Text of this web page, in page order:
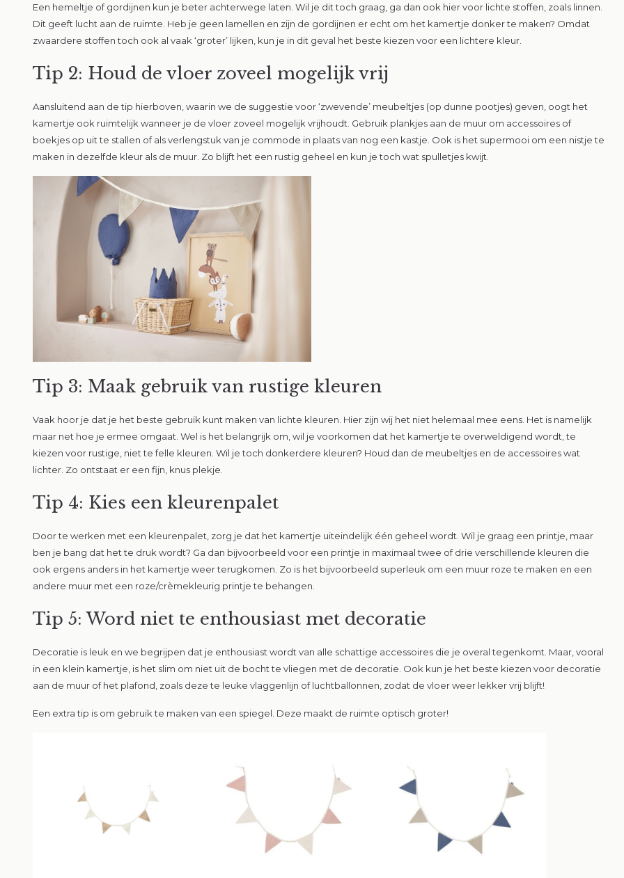
Een hemeltje of gordijnen kun je beter achterwege laten. Wil je dit toch graag, ga dan ook hier voor lichte stoffen, zoals linnen.
Dit geeft lucht aan de ruimte. Heb je geen lamellen en zijn de gordijnen er echt om het kamertje donker te maken? Omdat
zwaardere stoffen toch ook al vaak ‘groter’ lijken, kun je in dit geval het beste kiezen voor een lichtere kleur.
Tip 2: Houd de vloer zoveel mogelijk vrij
Aansluitend aan de tip hierboven, waarin we de suggestie voor ‘zwevende’ meubeltjes (op dunne pootjes) geven, oogt het
kamertje ook ruimtelijk wanneer je de vloer zoveel mogelijk vrijhoudt. Gebruik plankjes aan de muur om accessoires of
boekjes op uit te stallen of als verlengstuk van je commode in plaats van nog een kastje. Ook is het supermooi om een nistje te
maken in dezelfde kleur als de muur. Zo blijft het een rustig geheel en kun je toch wat spulletjes kwijt.
Tip 3: Maak gebruik van rustige kleuren
Vaak hoor je dat je het beste gebruik kunt maken van lichte kleuren. Hier zijn wij het niet helemaal mee eens. Het is namelijk
maar net hoe je ermee omgaat. Wel is het belangrijk om, wil je voorkomen dat het kamertje te overweldigend wordt, te
kiezen voor rustige, niet te felle kleuren. Wil je toch donkerdere kleuren? Houd dan de meubeltjes en de accessoires wat
lichter. Zo ontstaat er een fijn, knus plekje.
Tip 4: Kies een kleurenpalet
Door te werken met een kleurenpalet, zorg je dat het kamertje uiteindelijk één geheel wordt. Wil je graag een printje, maar
ben je bang dat het te druk wordt? Ga dan bijvoorbeeld voor een printje in maximaal twee of drie verschillende kleuren die
ook ergens anders in het kamertje weer terugkomen. Zo is het bijvoorbeeld superleuk om een muur roze te maken en een
andere muur met een roze/crèmekleurig printje te behangen.
Tip 5: Word niet te enthousiast met decoratie
Decoratie is leuk en we begrijpen dat je enthousiast wordt van alle schattige accessoires die je overal tegenkomt. Maar, vooral
in een klein kamertje, is het slim om niet uit de bocht te vliegen met de decoratie. Ook kun je het beste kiezen voor decoratie
aan de muur of het plafond, zoals deze te leuke vlaggenlijn of luchtballonnen, zodat de vloer weer lekker vrij blijft!
Een extra tip is om gebruik te maken van een spiegel. Deze maakt de ruimte optisch groter!
Vlieg met
10% korting!
E-mailadres